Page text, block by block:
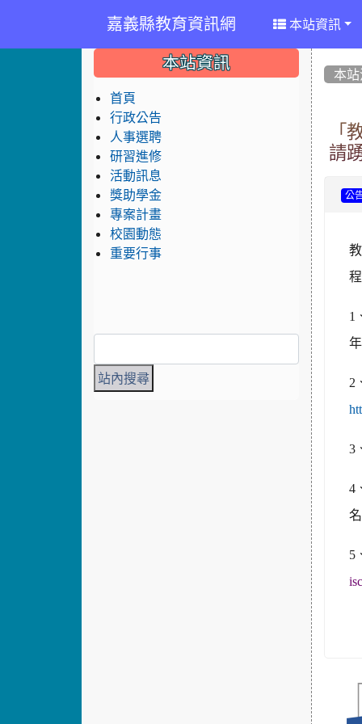
嘉義縣教育資訊網 本站資訊
本
「
請
公
1
2
3
4
5
::: 本站資訊
首頁
行政公告
人事選聘
研習進修
活動訊息
獎助學金
專案計畫
校園動態
重要行事